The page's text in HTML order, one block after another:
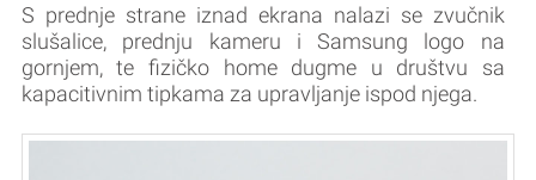
S prednje strane iznad ekrana nalazi se zvučnik
slušalice, prednju kameru i Samsung logo na
gornjem, te fizičko home dugme u društvu sa
kapacitivnim tipkama za upravljanje ispod njega.